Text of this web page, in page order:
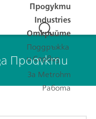
Продукти
Industries
Открийте
Поддръжка
и Сервиз
За Metrohm
Работа
Продукти